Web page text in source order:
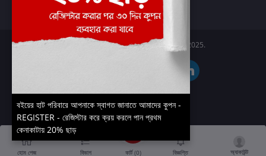
অর্ডার ট্র্যাকিং
Boier Haat™ | © All rights reserved 2025.
হোম পেজ বিভাগ কার্ট (0) বিজ্ঞপ্তি অ্যাকাউন্ট
বইয়ের হাট পরিবারে আপনাকে স্বাগত জানাতে আমাদের কুপন -
REGISTER - রেজিস্টার করে ক্রয় করলে পান প্রথম
কেনাকাটায় 20% ছাড়